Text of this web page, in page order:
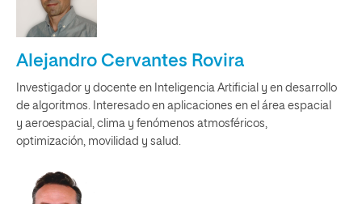
Alejandro Cervantes Rovira
Investigador y docente en Inteligencia Artificial y en desarrollo
de algoritmos. Interesado en aplicaciones en el área espacial
y aeroespacial, clima y fenómenos atmosféricos,
optimización, movilidad y salud.